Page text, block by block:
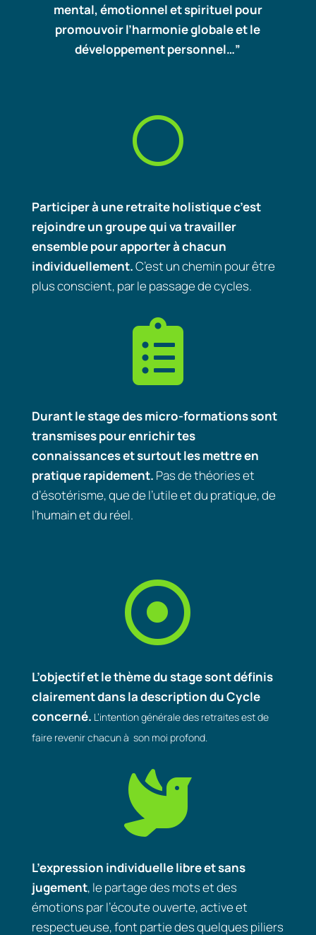
mental, émotionnel et spirituel pour
promouvoir l’harmonie globale et le
développement personnel…”
[
Participer à une retraite holistique c’est
rejoindre un groupe qui va travailler
ensemble pour apporter à chacun
individuellement.C’est un chemin pour être
plus conscient, par le passage de cycles.

Durantle stage des micro-formations sont
transmises pour enrichir tes
connaissances et surtout les mettre en
pratique rapidement. Pas de théories et
d’ésotérisme, que de l’utile et du pratique, de
l’humain et du réel.

L’objectif et le thème du stage sont définis
clairement dans la description du Cycle
concerné. L’intention générale des retraites est de
faire revenir chacun à son moi profond.

L’expression individuelle libre et sans
jugement, le partage des mots et des
émotions par l’écoute ouverte, active et
respectueuse, font partie des quelques piliers